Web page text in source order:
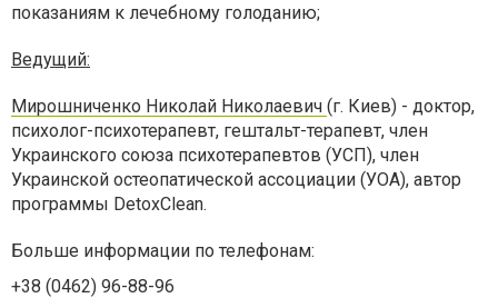
показаниям к лечебному голоданию;
Ведущий:
Мирошниченко Николай Николаевич (г. Киев) - доктор,
психолог-психотерапевт, гештальт-терапевт, член
Украинского союза психотерапевтов (УСП), член
Украинской остеопатической ассоциации (УОА), автор
программы DetoxClean.
Больше информации по телефонам:
+38 (0462) 96-88-96